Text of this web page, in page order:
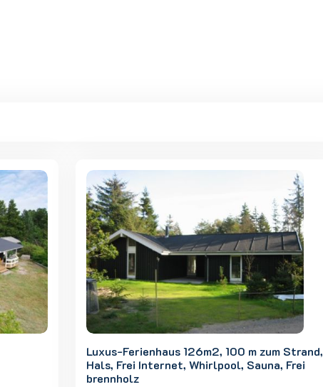
Luxus-Ferienhaus 126m2, 100 m zum Strand,
Hals, Frei Internet, Whirlpool, Sauna, Frei
brennholz